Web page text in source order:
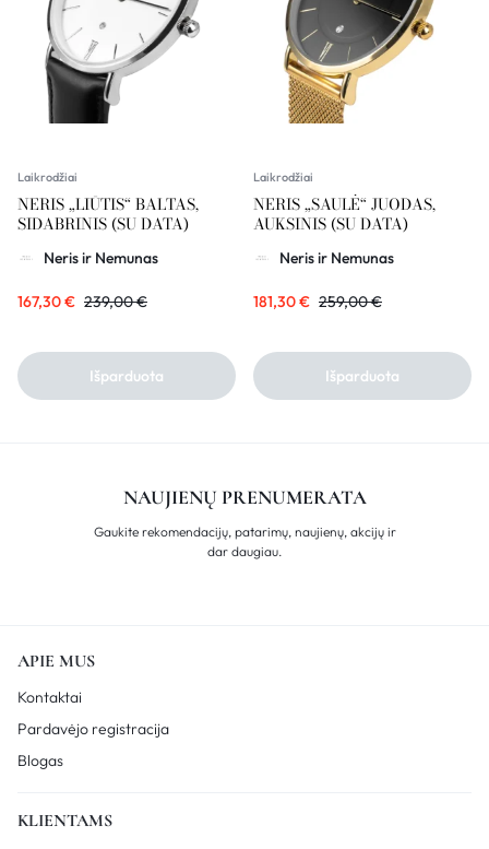
Laikrodžiai
NERIS „LIŪTIS“ BALTAS,
SIDABRINIS (SU DATA)
Neris ir Nemunas
167,30€ 239,00€
Išparduota
Laikrodžiai
NERIS „SAULĖ“ JUODAS,
AUKSINIS (SU DATA)
Neris ir Nemunas
181,30€ 259,00€
Išparduota
NAUJIENŲ PRENUMERATA
Gaukite rekomendacijų, patarimų, naujienų, akcijų ir
dar daugiau.
APIE MUS
Kontaktai
Pardavėjo registracija
Blogas
KLIENTAMS